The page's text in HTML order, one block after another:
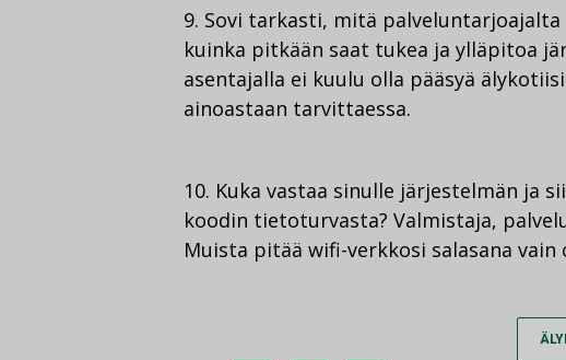
9. Sovi tarkasti, mitä
kuinka pitkään saat tukea ja ylläpitoa
asentajalla ei kuulu olla pääsyä
ainoastaan tarvittaessa.
10. Kuka vastaa sinulle järjestelmän ja
koodin tietoturvasta? Valmistaja,
Muista pitää wifi-verkkosi salasana vain